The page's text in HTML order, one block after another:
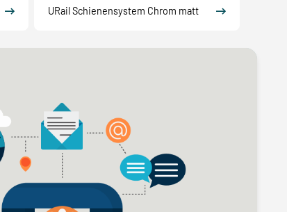
URail Schienensystem Chrom matt